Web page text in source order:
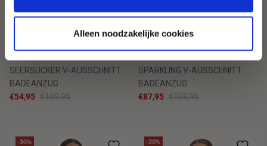
Alleen noodzakelijke cookies
SEERSUCKER V-AUSSCHNITT
BADEANZUG
€54,95 €109,95
SPARKLING V-AUSSCHNITT
BADEANZUG
€87,95 €109,95
-30% -20%